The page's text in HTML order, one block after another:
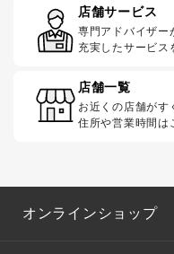
店舗サービス
専門アドバイザー
充実したサービス
店舗一覧
お近くの店舗がす
住所や営業時間は
オンラインショップ